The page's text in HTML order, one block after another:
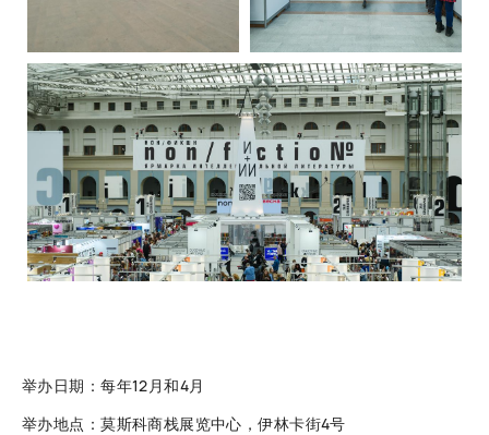
举办日期：每年12月和4月
举办地点：莫斯科商栈展览中心，伊林卡街4号